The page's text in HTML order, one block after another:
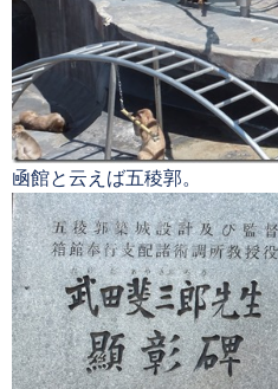
凾館と云えば五稜郭。